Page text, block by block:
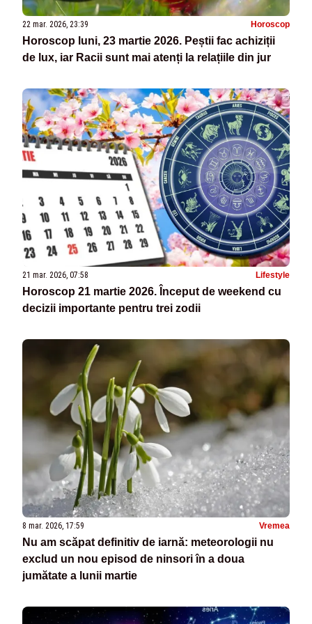
22 mar. 2026, 23:39 Horoscop
Horoscop luni, 23 martie 2026. Peștii fac achiziții
de lux, iar Racii sunt mai atenți la relațiile din jur
21 mar. 2026, 07:58 Lifestyle
Horoscop 21 martie 2026. Început de weekend cu
decizii importante pentru trei zodii
8 mar. 2026, 17:59 Vremea
Nu am scăpat definitiv de iarnă: meteorologii nu
exclud un nou episod de ninsori în a doua
jumătate a lunii martie